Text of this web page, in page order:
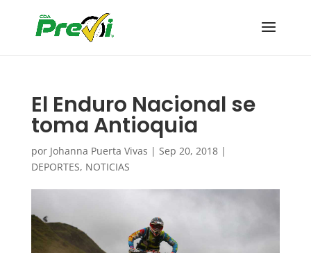
El Enduro Nacional se
toma Antioquia
por Johanna Puerta Vivas | Sep 20, 2018|
DEPORTES, NOTICIAS